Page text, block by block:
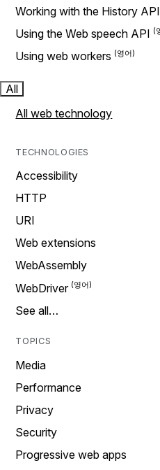
Working with the History API
Using the Web speech API
Using web workers
All
All web technology
TECHNOLOGIES
Accessibility
HTTP
URI
Web extensions
WebAssembly
WebDriver
See all…
TOPICS
Media
Performance
Privacy
Security
Progressive web apps